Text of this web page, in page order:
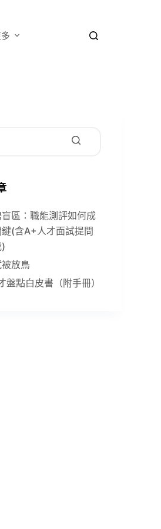
區：職能測評如何成
(含A+人才面試提問
放鳥
盤點白皮書（附手冊）